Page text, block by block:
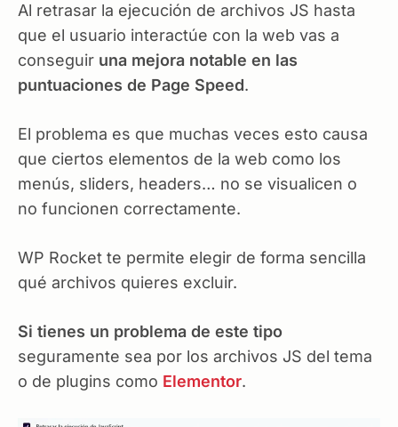
Al retrasar la ejecución de archivos JS hasta
que el usuario interactúe con la web vas a
conseguir una mejora notable en las
puntuaciones de Page Speed.
El problema es que muchas veces esto causa
que ciertos elementos de la web como los
menús, sliders, headers… no se visualicen o
no funcionen correctamente.
WP Rocket te permite elegir de forma sencilla
qué archivos quieres excluir.
Si tienes un problema de este tipo
seguramente sea por los archivos JS del tema
o de plugins como Elementor.